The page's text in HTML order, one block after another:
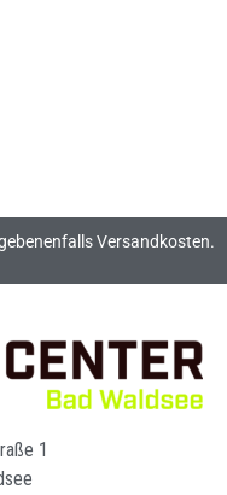
Versandkosten.
1